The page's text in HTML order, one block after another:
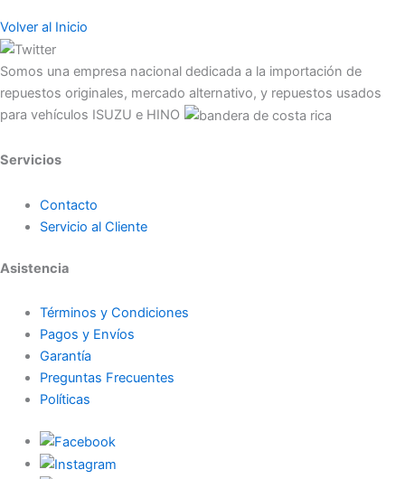
Volver al Inicio
Somos una empresa nacional dedicada a la importación de
repuestos originales, mercado alternativo, y repuestos usados
para vehículos ISUZU e HINO
Servicios
Contacto
Servicio al Cliente
Asistencia
Términos y Condiciones
Pagos y Envíos
Garantía
Preguntas Frecuentes
Políticas